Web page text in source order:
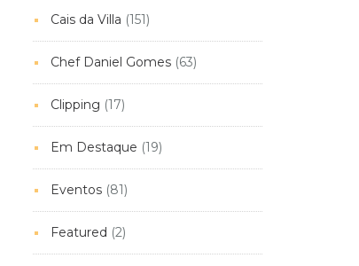
Cais da Villa (151)
Chef Daniel Gomes(63)
Clipping (17)
Em Destaque (19)
Eventos(81)
Featured (2)